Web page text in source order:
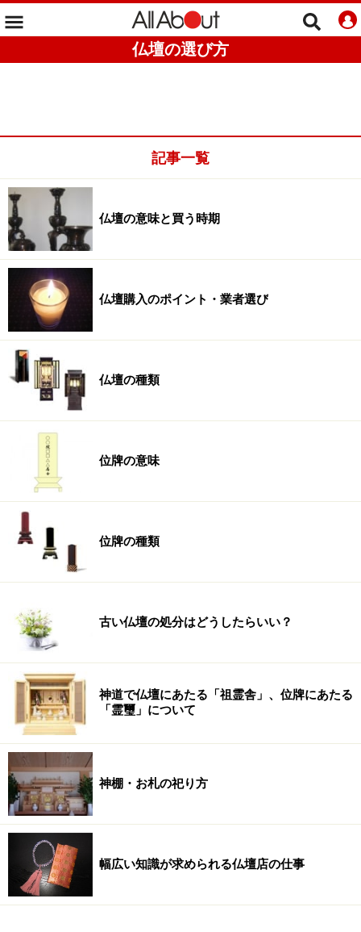
仏壇の選び方
記事一覧
仏壇の意味と買う時期
仏壇購入のポイント・業者選び
仏壇の種類
位牌の意味
位牌の種類
古い仏壇の処分はどうしたらいい？
神道で仏壇にあたる「祖霊舎」、位牌にあたる
「霊璽」について
神棚・お札の祀り方
幅広い知識が求められる仏壇店の仕事